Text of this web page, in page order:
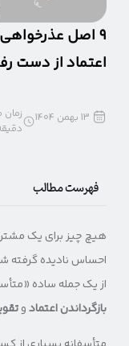
۹ اصل
اعتماد از دست
13 بهمن 1404 زمان
فهرست مطالب
هیچ چیز برای یک مشتری
احساس نادیده گرفته
از یک جمله ساده
بازگرداندن اعتمادو